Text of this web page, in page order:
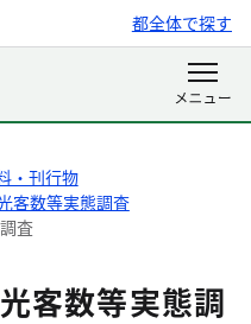
都全体で探す
・刊行物
客数等実態調査
査
客数等実態調